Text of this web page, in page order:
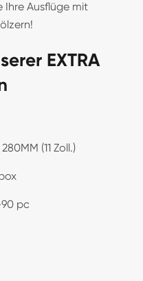
Ihre Ausflüge mit
EXTRA
(11 Zoll.)
pc